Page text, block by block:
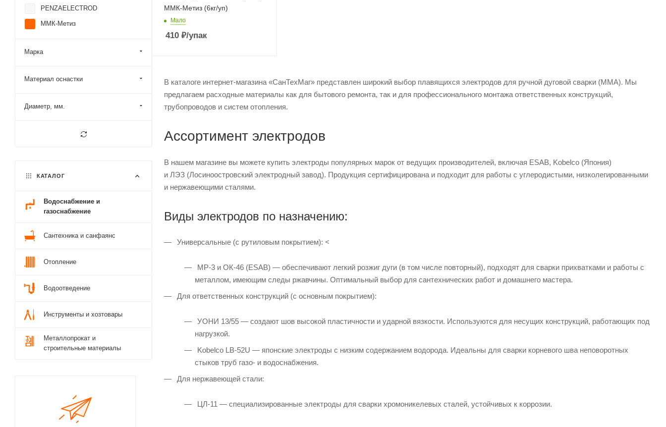
ММК-Метиз (6кг/уп)
Мало
410 ₽/упак
В каталоге интернет-магазина «СанТехМаг» представлен широкий выбор плавящихся электродов для ручной дуговой сварки (MMA). Мы
предлагаем расходные материалы как для бытового ремонта, так и для профессионального монтажа ответственных конструкций,
трубопроводов и систем отопления.
Ассортимент электродов
В нашем магазине вы можете купить электроды популярных марок от ведущих производителей, включая ESAB, Kobelco (Япония)
и ЛЭЗ (Лосиноостровский электродный завод). Продукция сертифицирована и подходит для работы с углеродистыми, низколегированными
и нержавеющими сталями.
Виды электродов по назначению:
Универсальные (с рутиловым покрытием): <
МР-3 и ОК-46 (ESAB) — обеспечивают легкий розжиг дуги (в том числе повторный), подходят для сварки прихватками и работы с
металлом, имеющим следы ржавчины. Оптимальный выбор для сантехнических работ и домашнего мастера.
Для ответственных конструкций (с основным покрытием):
УОНИ 13/55 — создают шов высокой пластичности и ударной вязкости. Используются для несущих конструкций, работающих под
нагрузкой.
Kobelco LB-52U — японские электроды с низким содержанием водорода. Идеальны для сварки корневого шва неповоротных
стыков труб газо- и водоснабжения.
Для нержавеющей стали:
ЦЛ-11 — специализированные электроды для сварки хромоникелевых сталей, устойчивых к коррозии.
PENZAELECTROD
ММК-Метиз
Марка
Материал оснастки
Диаметр, мм.
КАТАЛОГ
Водоснабжение и
газоснабжение
Сантехника и санфаянс
Отопление
Водоотведение
Инструменты и хозтовары
Металлопрокат и
строительные материалы